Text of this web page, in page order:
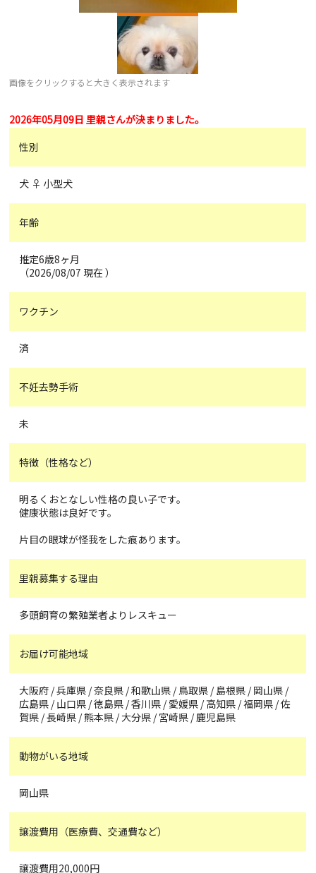
画像をクリックすると大きく表示されます
2026年05月09日 里親さんが決まりました。
性別
犬 ♀ 小型犬
年齢
推定6歳8ヶ月
（2026/08/07 現在 ）
ワクチン
済
不妊去勢手術
未
特徴（性格など）
明るくおとなしい性格の良い子です。
健康状態は良好です。
片目の眼球が怪我をした痕あります。
里親募集する理由
多頭飼育の繁殖業者よりレスキュー
お届け可能地域
大阪府 / 兵庫県 / 奈良県 / 和歌山県 / 鳥取県 / 島根県 / 岡山県 /
広島県 / 山口県 / 徳島県 / 香川県 / 愛媛県 / 高知県 / 福岡県 / 佐
賀県 / 長崎県 / 熊本県 / 大分県 / 宮崎県 / 鹿児島県
動物がいる地域
岡山県
譲渡費用（医療費、交通費など）
譲渡費用20,000円